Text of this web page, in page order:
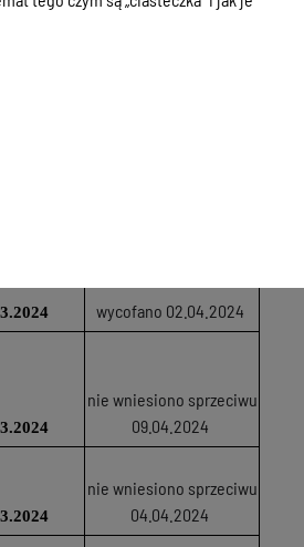
wycofano 02.04.2024
nie wniesiono sprzeciwu
09.04.2024
nie wniesiono sprzeciwu
04.04.2024